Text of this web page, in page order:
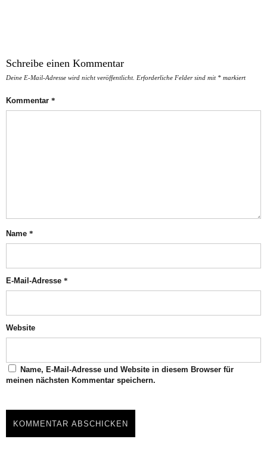
Schreibe einen Kommentar
Deine E-Mail-Adresse wird nicht veröffentlicht. Erforderliche Felder sind mit * markiert
Kommentar *
Name *
E-Mail-Adresse *
Website
Name, E-Mail-Adresse und Website in diesem Browser für
meinen nächsten Kommentar speichern.